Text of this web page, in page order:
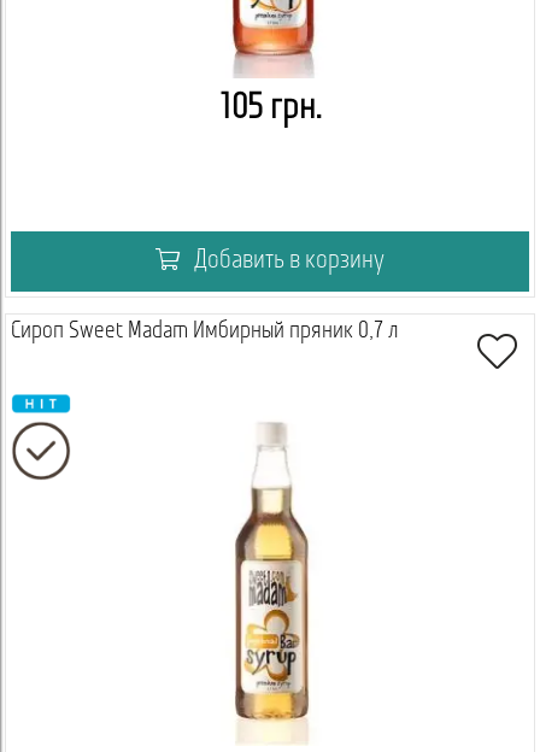
105 грн.
Добавить в корзину
Сироп Sweet Madam Имбирный пряник 0,7 л